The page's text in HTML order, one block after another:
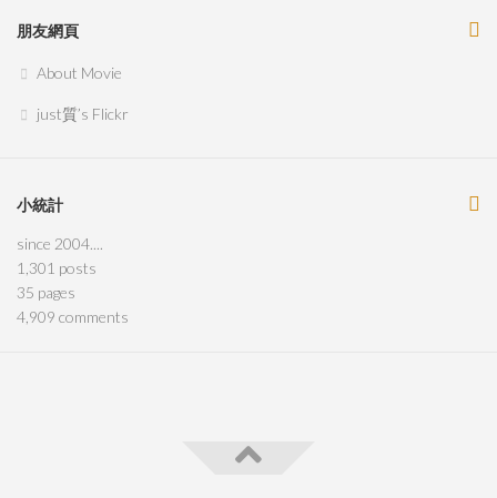
朋友網頁
About Movie
just質’s Flickr
小統計
since 2004....
1,301 posts
35 pages
4,909 comments